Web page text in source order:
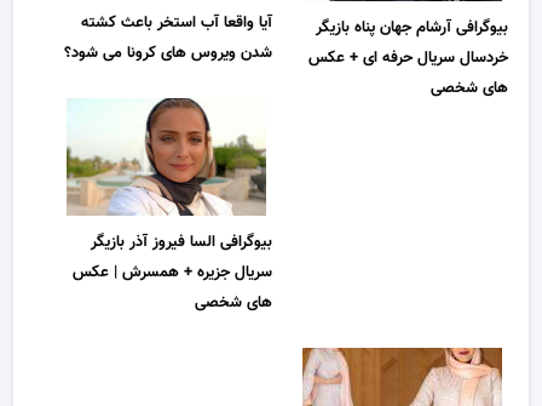
بیوگرافی آرشام جهان پناه بازیگر
خردسال سریال حرفه ای + عکس
های شخصی
آیا واقعا آب استخر باعث کشته
شدن ویروس های کرونا می شود؟
بیوگرافی السا فیروز آذر بازیگر
سریال جزیره + همسرش | عکس
های شخصی